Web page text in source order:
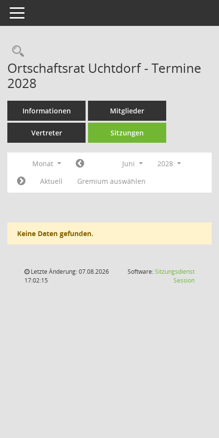
Toggle navigation
Rechercheauswahl
Ortschaftsrat Uchtdorf - Termine
2028
Informationen Mitglieder
Vertreter Sitzungen
Monat Juni
2028
Aktuell
Gremium auswählen
Keine Daten gefunden.
Letzte Änderung: 07.08.2026
17:02:15
Software:Sitzungsdienst
Session(Wird in